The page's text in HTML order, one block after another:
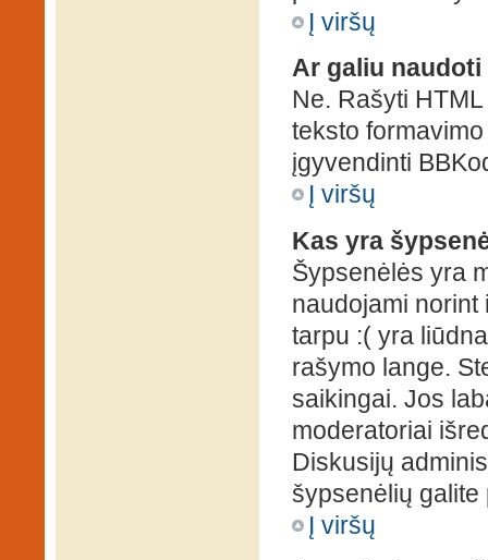
Į viršų
Ar galiu naudoti
Ne. Rašyti
teksto
įgyvendinti
Į viršų
Kas yra
Šypsenėlės yra
naudojami norint
tarpu :( yra
rašymo lange.
saikingai. Jos
moderatoriai
Diskusijų
šypsenėlių galite
Į viršų